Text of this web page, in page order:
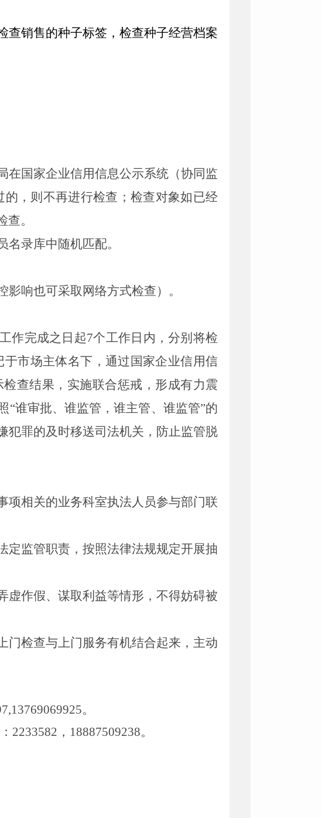
查销售的种子标签，检查种子经营档案
在国家企业信用信息公示系统（协同监
，则不再进行检查；检查对象如已经
。
录库中随机匹配。
响也可采取网络方式检查）。
作完成之日起7个工作日内，分别将检
市场主体名下，通过国家企业信用信
查结果，实施联合惩戒，形成有力震
谁审批、谁监管，谁主管、谁监管”的
犯罪的及时移送司法机关，防止监管脱
项相关的业务科室执法人员参与部门联
定监管职责，按照法律法规规定开展抽
虚作假、谋取利益等情形，不得妨碍被
门检查与上门服务有机结合起来，主动
。
，18887509238。